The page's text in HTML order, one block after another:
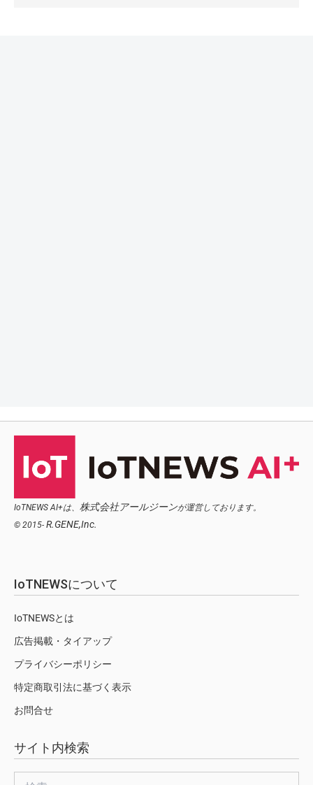
IoTNEWS AI+は、 株式会社アールジーンが運営しております。
© 2015- R.GENE,Inc.
IoTNEWSについて
IoTNEWSとは
広告掲載・タイアップ
プライバシーポリシー
特定商取引法に基づく表示
お問合せ
サイト内検索